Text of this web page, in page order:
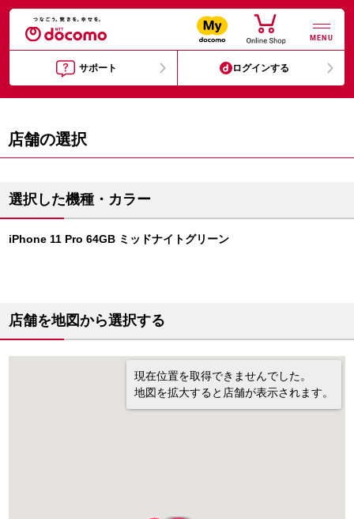
MENU
サポート ログインする
店舗の選択
選択した機種・カラー
iPhone 11 Pro 64GB ミッドナイトグリーン
店舗を地図から選択する
現在位置を取得できませんでした。
地図を拡大すると店舗が表示されます。